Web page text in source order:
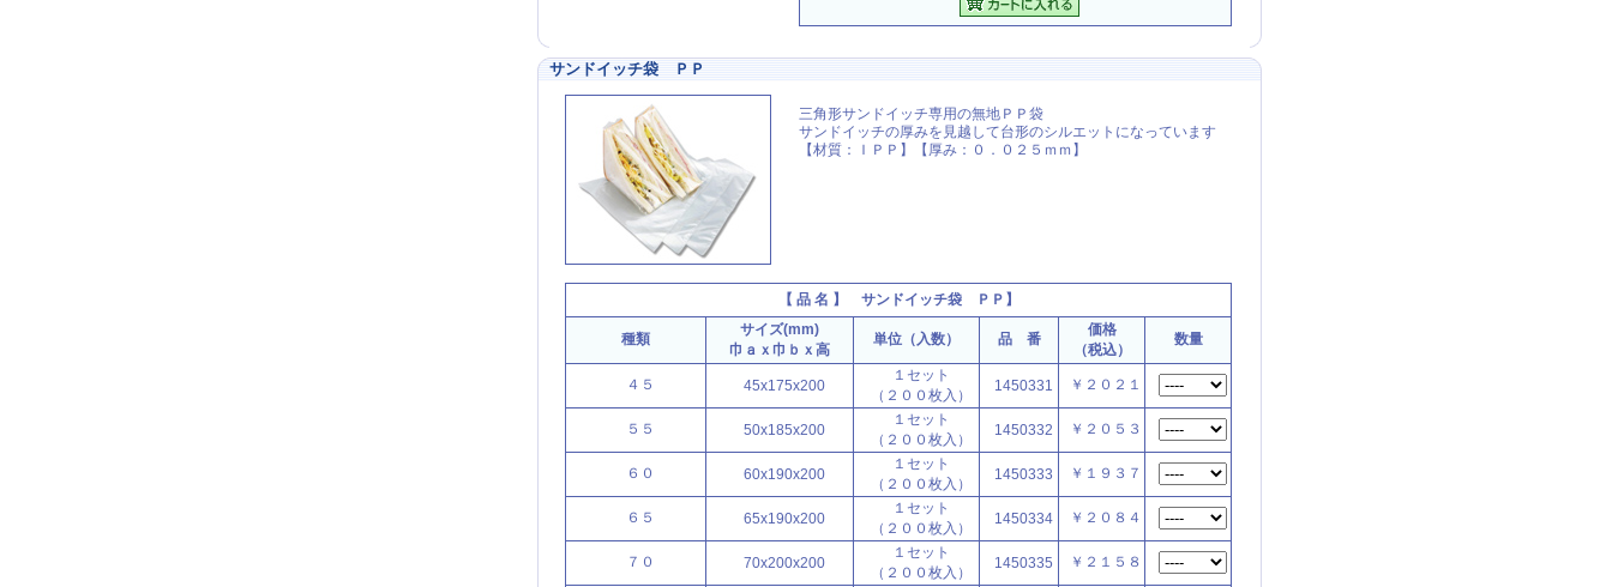
サンドイッチ袋 ＰＰ
三角形サンドイッチ専用の無地ＰＰ袋
サンドイッチの厚みを見越して台形のシルエットになっています
【材質：ＩＰＰ】【厚み：０．０２５ｍｍ】
【 品 名 】 サンドイッチ袋 ＰＰ】
種類
サイズ(mm)
巾ａｘ巾ｂｘ高
単位（入数） 品 番
価格
（税込）
数量
４５ 45x175x200
１セット
（２００枚入）
1450331 ￥２０２１
５５ 50x185x200
１セット
（２００枚入）
1450332 ￥２０５３
６０ 60x190x200
１セット
（２００枚入）
1450333 ￥１９３７
６５ 65x190x200
１セット
（２００枚入）
1450334 ￥２０８４
７０ 70x200x200
１セット
（２００枚入）
1450335 ￥２１５８